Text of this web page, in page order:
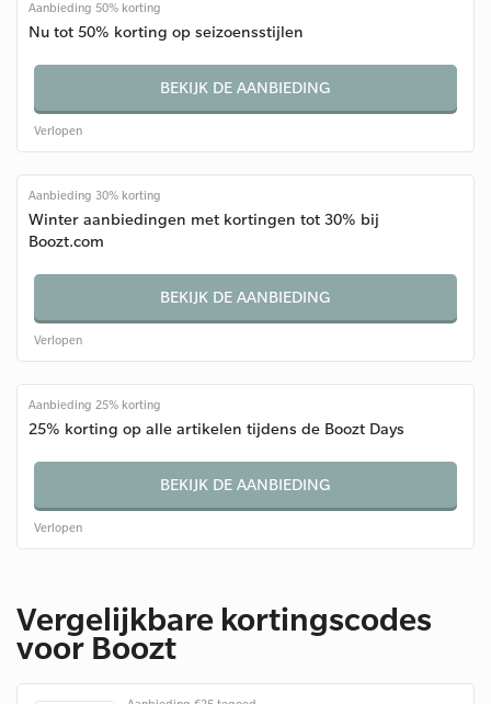
Aanbieding 50% korting
Nu tot 50% korting op seizoensstijlen
BEKIJK DE AANBIEDING
Verlopen
Aanbieding 30% korting
Winter aanbiedingen met kortingen tot 30% bij
Boozt.com
BEKIJK DE AANBIEDING
Verlopen
Aanbieding 25% korting
25% korting op alle artikelen tijdens de Boozt Days
BEKIJK DE AANBIEDING
Verlopen
Vergelijkbare kortingscodes
voor Boozt